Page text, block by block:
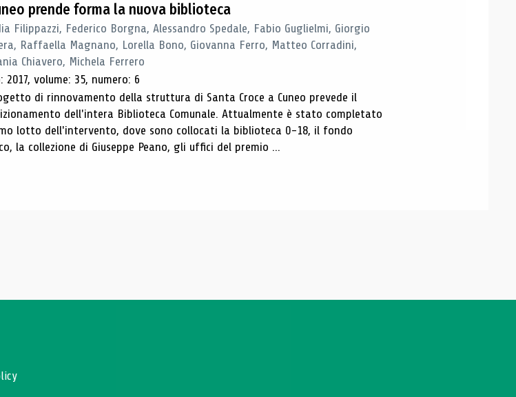
prende forma la nuova biblioteca
Filippazzi, Federico Borgna, Alessandro Spedale, Fabio Guglielmi, Giorgio
Raffaella Magnano, Lorella Bono, Giovanna Ferro, Matteo Corradini,
Chiavero, Michela Ferrero
2017, volume: 35, numero: 6
di rinnovamento della struttura di Santa Croce a Cuneo prevede il
dell'intera Biblioteca Comunale. Attualmente è stato completato
lotto dell'intervento, dove sono collocati la biblioteca 0-18, il fondo
la collezione di Giuseppe Peano, gli uffici del premio ...